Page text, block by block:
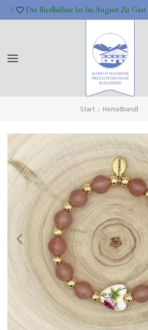
Die Iberlbühne Ist Im August Zu
Start Homatbandl